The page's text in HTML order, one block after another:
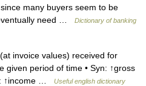
many buyers seem to be
need …
Dictionary of banking
invoice values) received for
given period of time • Syn: ↑gross
↑income …
Useful english dictionary